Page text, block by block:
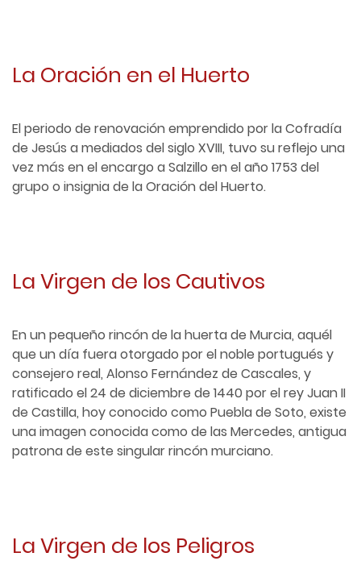
La Oración en el Huerto
El periodo de renovación emprendido por la Cofradía
de Jesús a mediados del siglo XVIII, tuvo su reflejo una
vez más en el encargo a Salzillo en el año 1753 del
grupo o insignia de la Oración del Huerto.
La Virgen de los Cautivos
En un pequeño rincón de la huerta de Murcia, aquél
que un día fuera otorgado por el noble portugués y
consejero real, Alonso Fernández de Cascales, y
ratificado el 24 de diciembre de 1440 por el rey Juan II
de Castilla, hoy conocido como Puebla de Soto, existe
una imagen conocida como de las Mercedes, antigua
patrona de este singular rincón murciano.
La Virgen de los Peligros